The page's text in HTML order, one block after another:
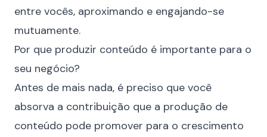
entre vocês, aproximando e engajando-se
mutuamente.
Por que produzir conteúdo é importante para o
seu negócio?
Antes de mais nada, é preciso que você
absorva a contribuição que a produção de
conteúdo pode promover para o crescimento